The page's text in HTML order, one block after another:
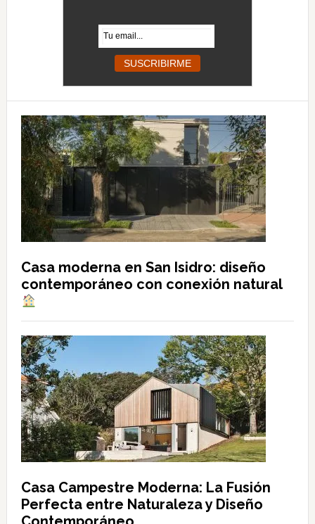
Casa moderna en San Isidro: diseño
contemporáneo con conexión natural
Casa Campestre Moderna: La Fusión
Perfecta entre Naturaleza y Diseño